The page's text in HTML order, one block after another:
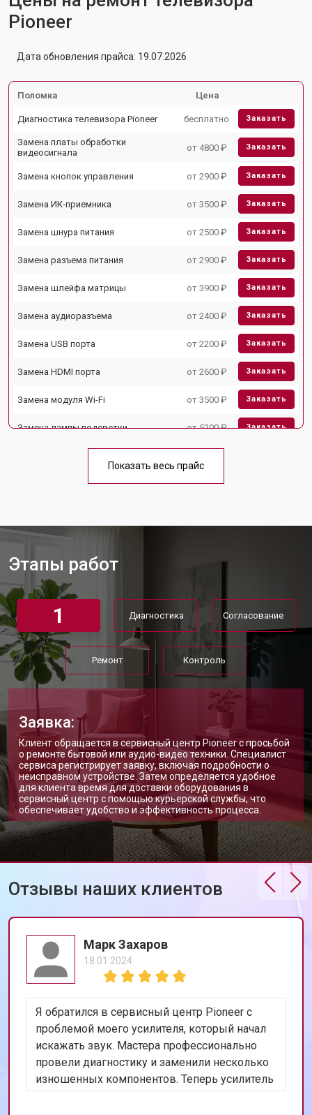
Pioneer
Дата обновления прайса: 19.07.2026
Поломка Цена
Диагностика телевизора Pioneer бесплатно Заказать
Замена платы обработки
видеосигнала
от 4800 ₽ Заказать
Замена кнопок управления от 2900 ₽ Заказать
Замена ИК-приемника от 3500 ₽ Заказать
Замена шнура питания от 2500 ₽ Заказать
Замена разъема питания от 2900 ₽ Заказать
Замена шлейфа матрицы от 3900 ₽ Заказать
Замена аудиоразъема от 2400 ₽ Заказать
Замена USB порта от 2200 ₽ Заказать
Замена HDMI порта от 2600 ₽ Заказать
Замена модуля Wi-Fi от 3500 ₽ Заказать
Замена лампы подсветки от 5200 ₽ Заказать
Замена блока питания от 3700 ₽
Прошивка телевизора Pioneer
Замена трансформаторов
подсветки
от 4800 ₽
Показать весь прайс
Этапы работ
1 Диагностика Согласование
Ремонт Контроль
Заявка:
Клиент обращается в сервисный центр Pioneer с просьбой
о ремонте бытовой или аудио-видео техники. Специалист
сервиса регистрирует заявку, включая подробности о
неисправном устройстве. Затем определяется удобное
для клиента время для доставки оборудования в
сервисный центр с помощью курьерской службы, что
обеспечивает удобство и эффективность процесса.
Отзывы наших клиентов
Марк Захаров
18.01.2024
Я обратился в сервисный центр Pioneer с
проблемой моего усилителя, который начал
искажать звук. Мастера профессионально
провели диагностику и заменили несколько
изношенных компонентов. Теперь усилитель
работает идеально. Я очень доволен